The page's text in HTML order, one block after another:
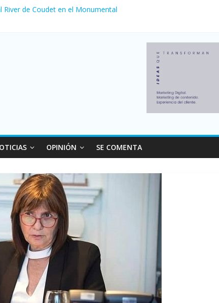
River de Coudet en el Monumental
con más movimiento y consumo turístico: 4,6 millones de
de autos usados en julio: bajó un 12,6% interanual
OPINIÓN SE COMENTA